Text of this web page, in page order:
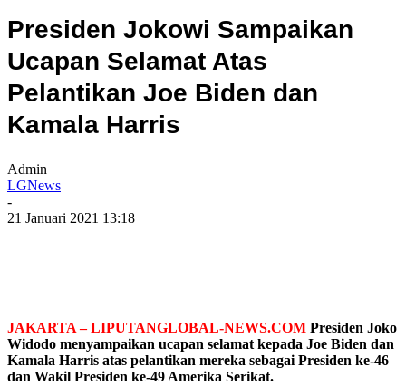
Presiden Jokowi Sampaikan
Ucapan Selamat Atas
Pelantikan Joe Biden dan
Kamala Harris
Admin
LGNews
-
21 Januari 2021 13:18
JAKARTA – LIPUTANGLOBAL-NEWS.COM Presiden Joko
Widodo menyampaikan ucapan selamat kepada Joe Biden dan
Kamala Harris atas pelantikan mereka sebagai Presiden ke-46
dan Wakil Presiden ke-49 Amerika Serikat.